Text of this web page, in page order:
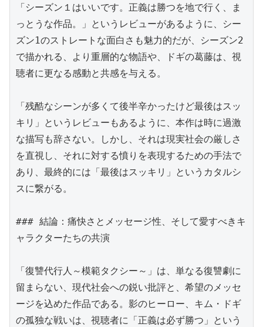
「シーズン１はいいです。正義は勝つを地で行く、ま
っとうな作品。」というレビューがあるように、シー
ズン1のストレートな面白さも魅力的だが、シーズン2
で描かれる、より重層的な物語や、ドギの葛藤は、視
聴者に更なる感動と共感を与える。
「残酷なシーンが多くて後半辛かったけど最後はスッ
キリ」というレビューもあるように、本作は時に過激
な描写も辞さない。しかし、それは現実社会の厳しさ
を直視し、それに対する憤りを表現するための手法で
あり、最終的には「最後はスッキリ」というカタルシ
スに繋がる。
### 結論：痛快さとメッセージ性、そして愛すべきキ
ャラクターたちの共演
「復讐代行人～模範タクシー～」は、単なる復讐劇に
留まらない、現代社会への鋭い批評と、希望のメッセ
ージを込めた作品である。影のヒーロー、キム・ドギ
の孤独な戦いは、視聴者に「正義は必ず勝つ」という